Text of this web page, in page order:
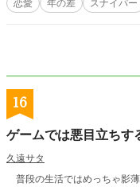
恋愛 年の差 スナイパー
16
ゲームでは悪目立ちす
久遠サタ
普段の生活ではめっちゃ影